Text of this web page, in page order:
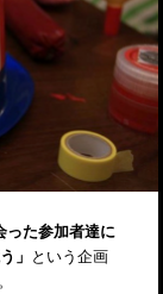
った参加者達に
」 という企画